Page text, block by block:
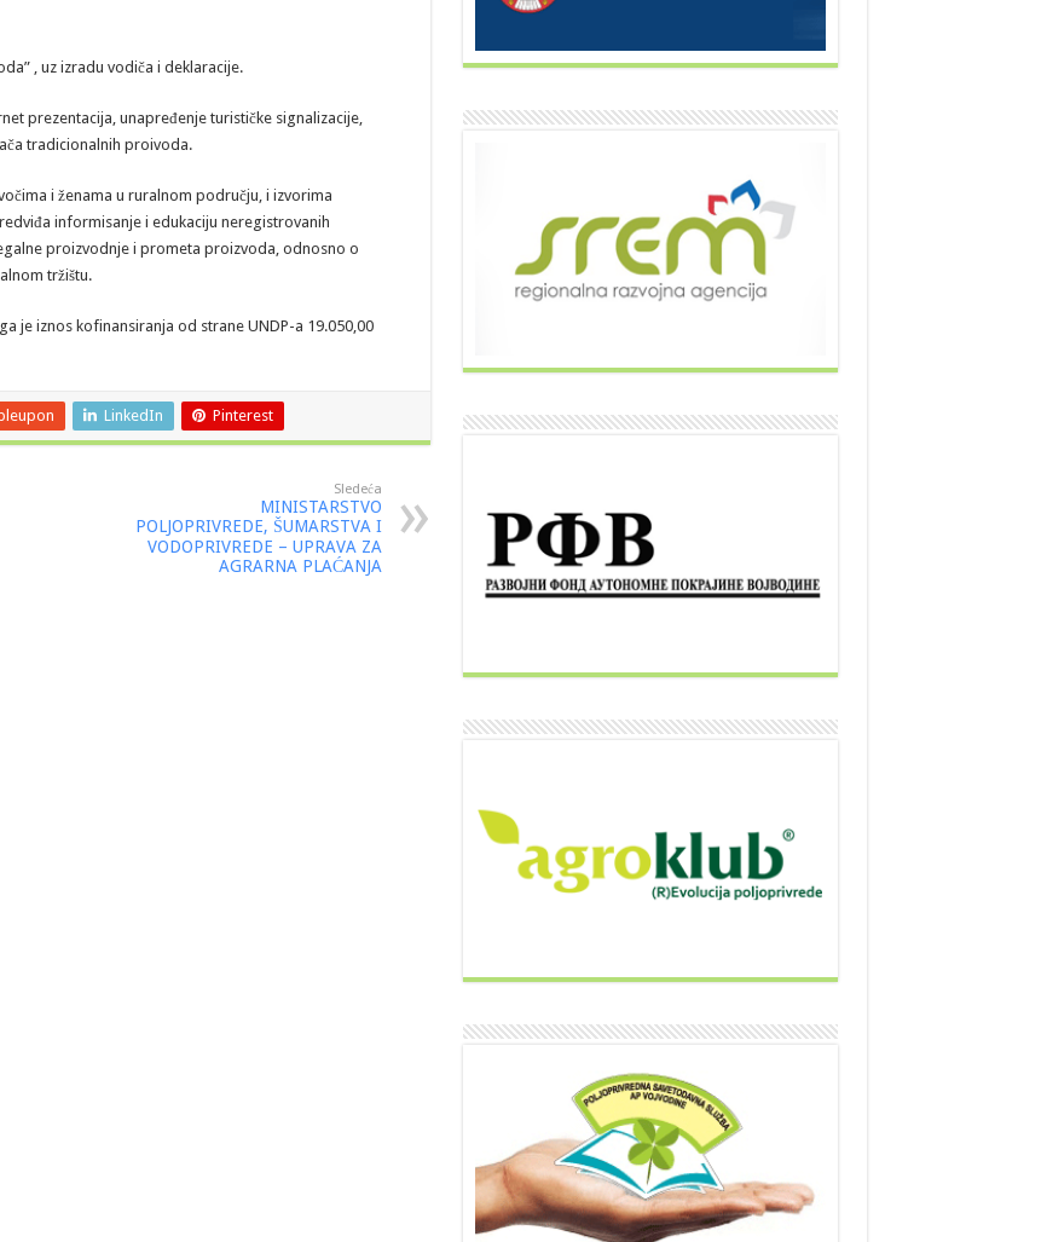
, uz izradu vodiča i deklaracije.
prezentacija, unapređenje turističke signalizacije,
tradicionalnih proivoda.
i ženama u ruralnom području, i izvorima
informisanje i edukaciju neregistrovanih
proizvodnje i prometa proizvoda, odnosno o
tržištu.
je iznos kofinansiranja od strane UNDP-a 19.050,00
LinkedIn Pinterest
Sledeća
MINISTARSTVO
POLJOPRIVREDE, ŠUMARSTVA I
VODOPRIVREDE – UPRAVA ZA
AGRARNA PLAĆANJA